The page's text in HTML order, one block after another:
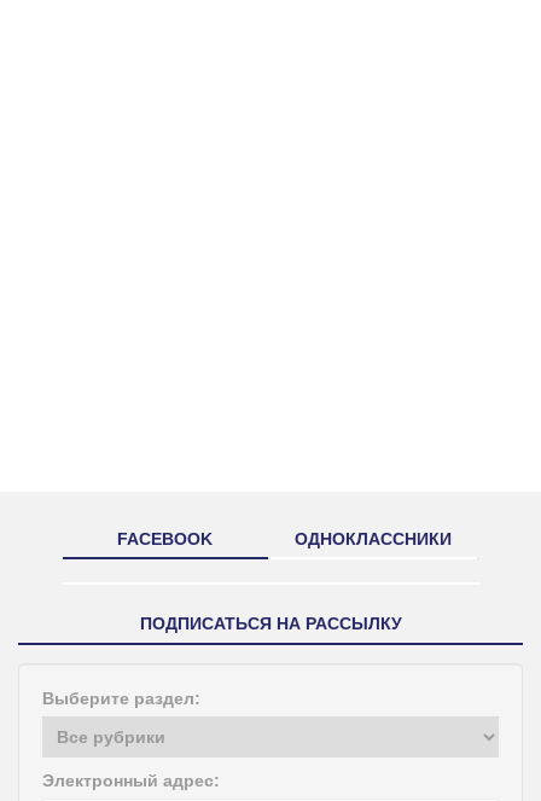
FACEBOOK ОДНОКЛАССНИКИ
ПОДПИСАТЬСЯ НА РАССЫЛКУ
Выберите раздел:
Электронный адрес: